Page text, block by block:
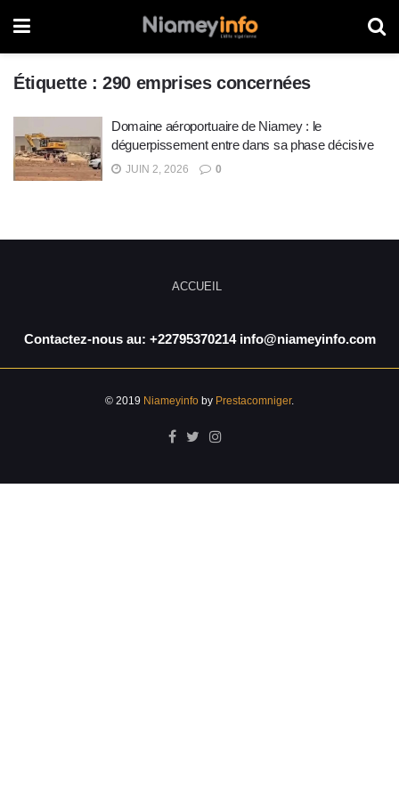
Étiquette :290 emprises concernées
Domaine aéroportuaire de Niamey : le
déguerpissement entre dans sa phase décisive
JUIN 2, 2026 0
ACCUEIL
Contactez-nous au: +22795370214 info@niameyinfo.com
© 2019 Niameyinfo by Prestacomniger.